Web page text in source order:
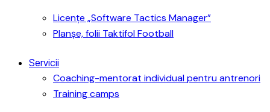
Licențe „Software Tactics Manager”
Planșe, folii Taktifol Football
Servicii
Coaching-mentorat individual pentru antrenori
Training camps